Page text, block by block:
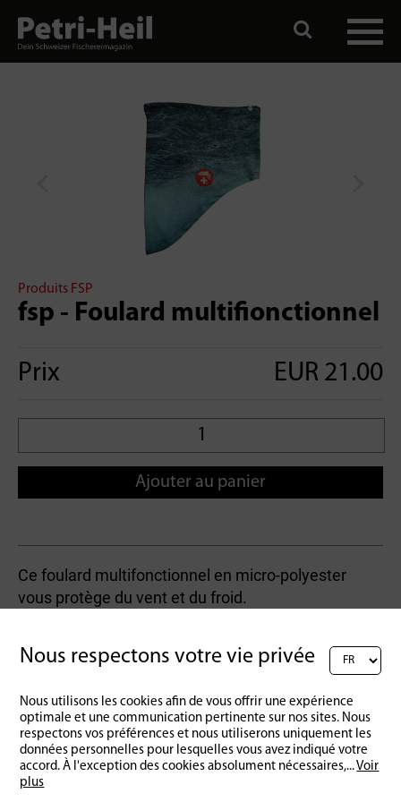
Produits FSP
fsp - Foulard multifionctionnel
Prix EUR 21.00
Ajouter au panier
Ce foulard multifonctionnel en micro-polyester
vous protège du vent et du froid.
Retour à l'aperçu
Nous respectons votre vie privée
Nous utilisons les cookies afin de vous offrir une expérience
optimale et une communication pertinente sur nos sites. Nous
respectons vos préférences et nous utiliserons uniquement les
données personnelles pour lesquelles vous avez indiqué votre
accord. À l'exception des cookies absolument nécessaires,...Voir
plus